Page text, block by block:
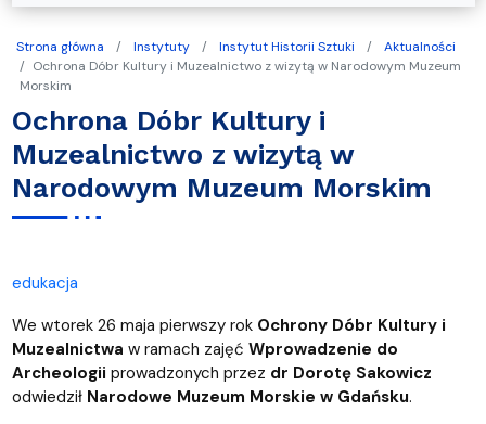
Strona główna Instytuty Instytut Historii Sztuki
Aktualności
Ochrona Dóbr Kultury i Muzealnictwo z wizytą w Narodowym Muzeum
Morskim
Ochrona Dóbr Kultury i
Muzealnictwo z wizytą w
Narodowym Muzeum Morskim
edukacja
We wtorek 26 maja pierwszy rok Ochrony Dóbr Kultury i
Muzealnictwa w ramach zajęć Wprowadzenie do
Archeologii prowadzonych przez dr Dorotę Sakowicz
odwiedziłNarodowe Muzeum Morskie w Gdańsku.